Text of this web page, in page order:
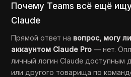
Почему Teams всё ещё
Claude
Прямой ответ на вопрос, могу
аккаунтом Claude Pro — нет.
личный логин Claude доступным
или другого товарища по